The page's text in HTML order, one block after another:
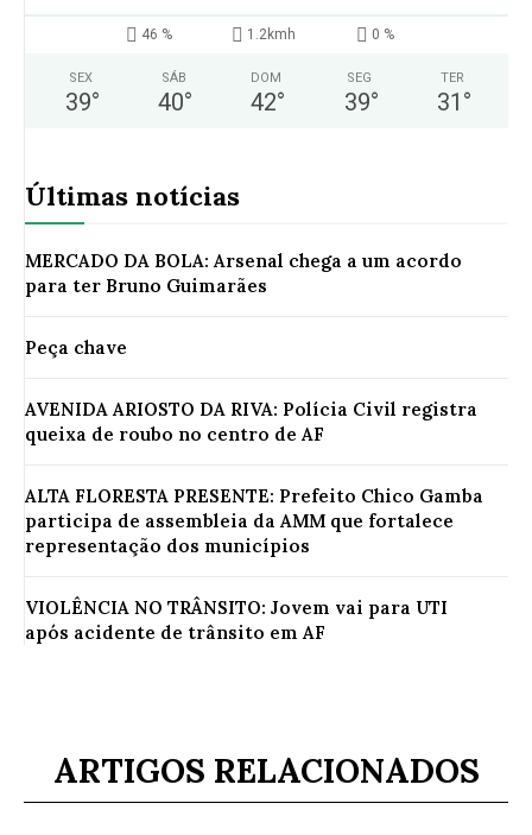
46 % 1.2kmh 0 %
SEX
39°
SÁB
40°
DOM
42°
SEG
39°
TER
31 °
Últimas notícias
MERCADO DA BOLA: Arsenal chega a um acordo
para ter Bruno Guimarães
Peça chave
AVENIDA ARIOSTO DA RIVA: Polícia Civil registra
queixa de roubo no centro de AF
ALTA FLORESTA PRESENTE: Prefeito Chico Gamba
participa de assembleia da AMM que fortalece
representação dos municípios
VIOLÊNCIA NO TRÂNSITO: Jovem vai para UTI
após acidente de trânsito em AF
ARTIGOS RELACIONADOS